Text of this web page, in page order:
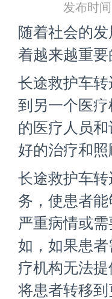
发布时
随着社会的
着越来越重要
长途救护车
到另一个医
的医疗人员
好的治疗和照
长途救护车
务，使患者
严重病情或
如，如果患
疗机构无法
将患者转移到